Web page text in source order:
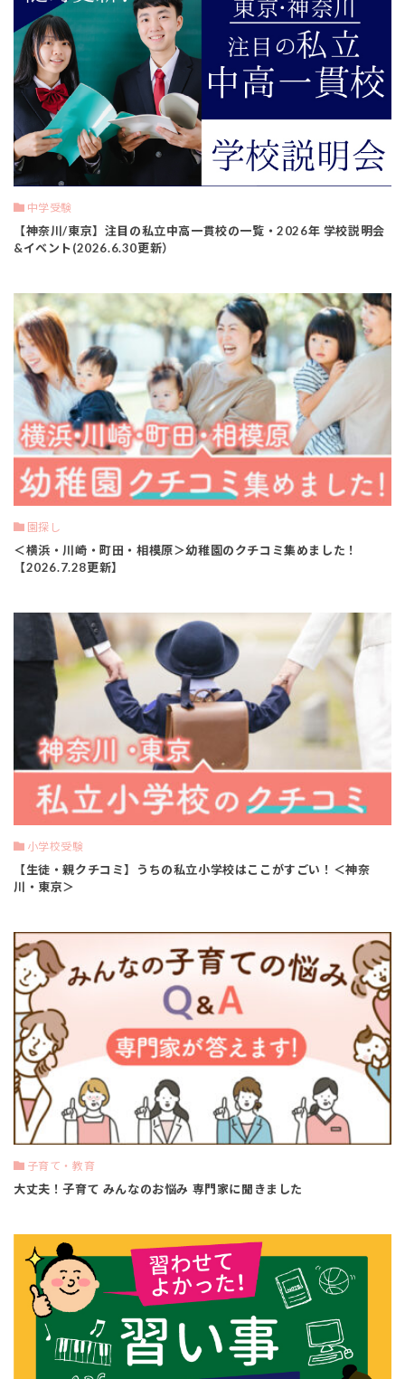
中学受験
【神奈川/東京】注目の私立中高一貫校の一覧・2026年 学校説明会
&イベント(2026.6.30更新）
園探し
＜横浜・川崎・町田・相模原＞幼稚園のクチコミ集めました！
【2026.7.28更新】
小学校受験
【生徒・親クチコミ】うちの私立小学校はここがすごい！＜神奈
川・東京＞
子育て・教育
大丈夫！子育て みんなのお悩み 専門家に聞きました